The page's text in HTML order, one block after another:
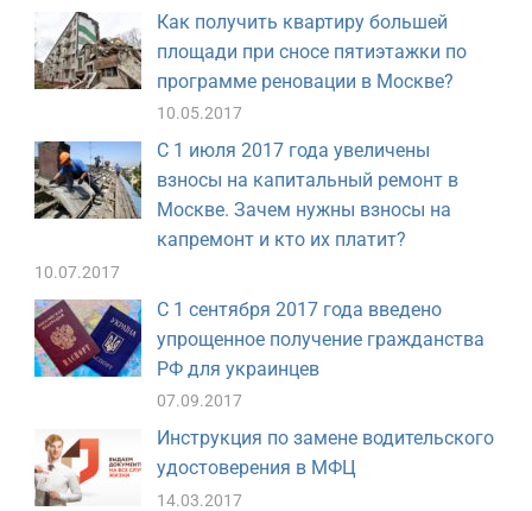
Как получить квартиру большей
площади при сносе пятиэтажки по
программе реновации в Москве?
10.05.2017
С 1 июля 2017 года увеличены
взносы на капитальный ремонт в
Москве. Зачем нужны взносы на
капремонт и кто их платит?
10.07.2017
С 1 сентября 2017 года введено
упрощенное получение гражданства
РФ для украинцев
07.09.2017
Инструкция по замене водительского
удостоверения в МФЦ
14.03.2017